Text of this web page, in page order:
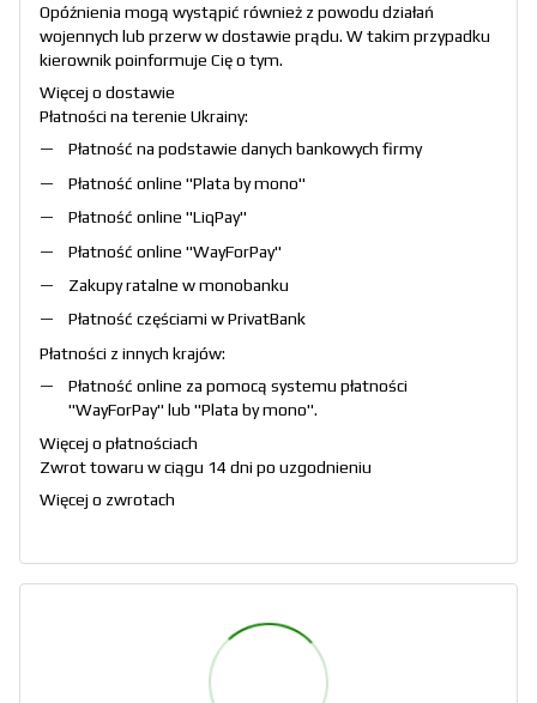
Opóźnienia mogą wystąpić również z powodu działań
wojennych lub przerw w dostawie prądu. W takim przypadku
kierownik poinformuje Cię o tym.
Więcej o dostawie
Płatności na terenie Ukrainy:
Płatność na podstawie danych bankowych firmy
Płatność online "Plata by mono"
Płatność online "LiqPay"
Płatność online "WayForPay"
Zakupy ratalne w monobanku
Płatność częściami w PrivatBank
Płatności z innych krajów:
Płatność online za pomocą systemu płatności
"WayForPay" lub "Plata by mono".
Więcej o płatnościach
Zwrot towaru w ciągu 14 dni po uzgodnieniu
Więcej o zwrotach